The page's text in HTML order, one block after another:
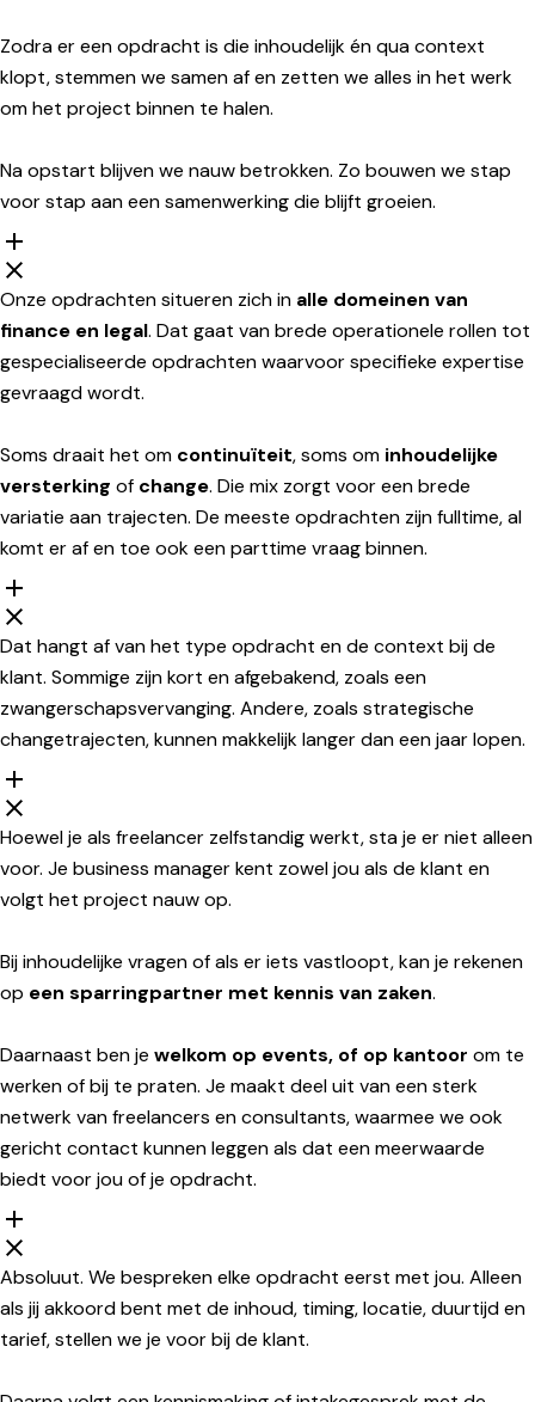
Zodra er een opdracht is die inhoudelijk én qua context
klopt, stemmen we samen af en zetten we alles in het werk
om het project binnen te halen.
Na opstart blijven we nauw betrokken. Zo bouwen we stap
voor stap aan een samenwerking die blijft groeien.
Onze opdrachten situeren zich in alle domeinen van
finance en legal. Dat gaat van brede operationele rollen tot
gespecialiseerde opdrachten waarvoor specifieke expertise
gevraagd wordt.
Soms draait het om continuïteit, soms om inhoudelijke
versterking of change. Die mix zorgt voor een brede
variatie aan trajecten. De meeste opdrachten zijn fulltime, al
komt er af en toe ook een parttime vraag binnen.
Dat hangt af van het type opdracht en de context bij de
klant. Sommige zijn kort en afgebakend, zoals een
zwangerschapsvervanging. Andere, zoals strategische
changetrajecten, kunnen makkelijk langer dan een jaar lopen.
Hoewel je als freelancer zelfstandig werkt, sta je er niet alleen
voor. Je business manager kent zowel jou als de klant en
volgt het project nauw op.
Bij inhoudelijke vragen of als er iets vastloopt, kan je rekenen
op een sparringpartner met kennis van zaken.
Daarnaast ben je welkom op events, of op kantoor om te
werken of bij te praten. Je maakt deel uit van een sterk
netwerk van freelancers en consultants, waarmee we ook
gericht contact kunnen leggen als dat een meerwaarde
biedt voor jou of je opdracht.
Absoluut. We bespreken elke opdracht eerst met jou. Alleen
als jij akkoord bent met de inhoud, timing, locatie, duurtijd en
tarief, stellen we je voor bij de klant.